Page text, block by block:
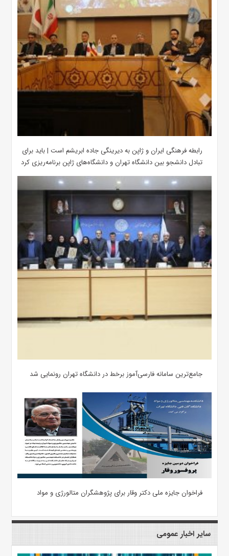
رابطه فرهنگی ایران و ژاپن به دیرینگی جاده ابریشم است | باید برای
تبادل دانشجو بین دانشگاه تهران و دانشگاه‌های ژاپن برنامه‌ریزی کرد
جامع‌ترین سامانه فارسی‌آموز برخط در دانشگاه تهران رونمایی شد
فراخوان جایزه ملی دکتر وقار برای پژوهشگران متالورژی و مواد
سایر اخبار عمومی